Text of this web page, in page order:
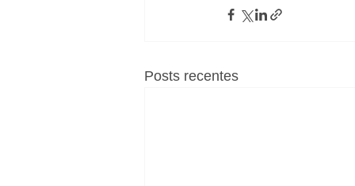
Posts recentes